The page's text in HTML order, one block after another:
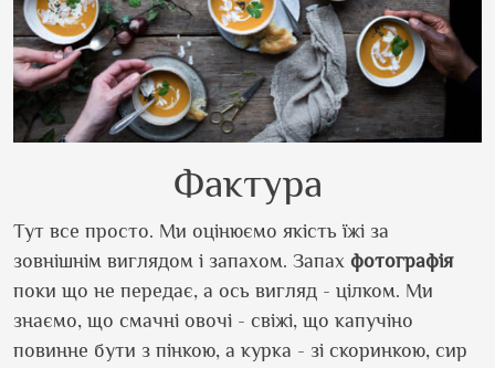
Фактура
Тут все просто. Ми оцінюємо якість їжі за
зовнішнім виглядом і запахом. Запах фотографія
поки що не передає, а ось вигляд - цілком. Ми
знаємо, що смачні овочі - свіжі, що капучіно
повинне бути з пінкою, а курка - зі скоринкою, сир